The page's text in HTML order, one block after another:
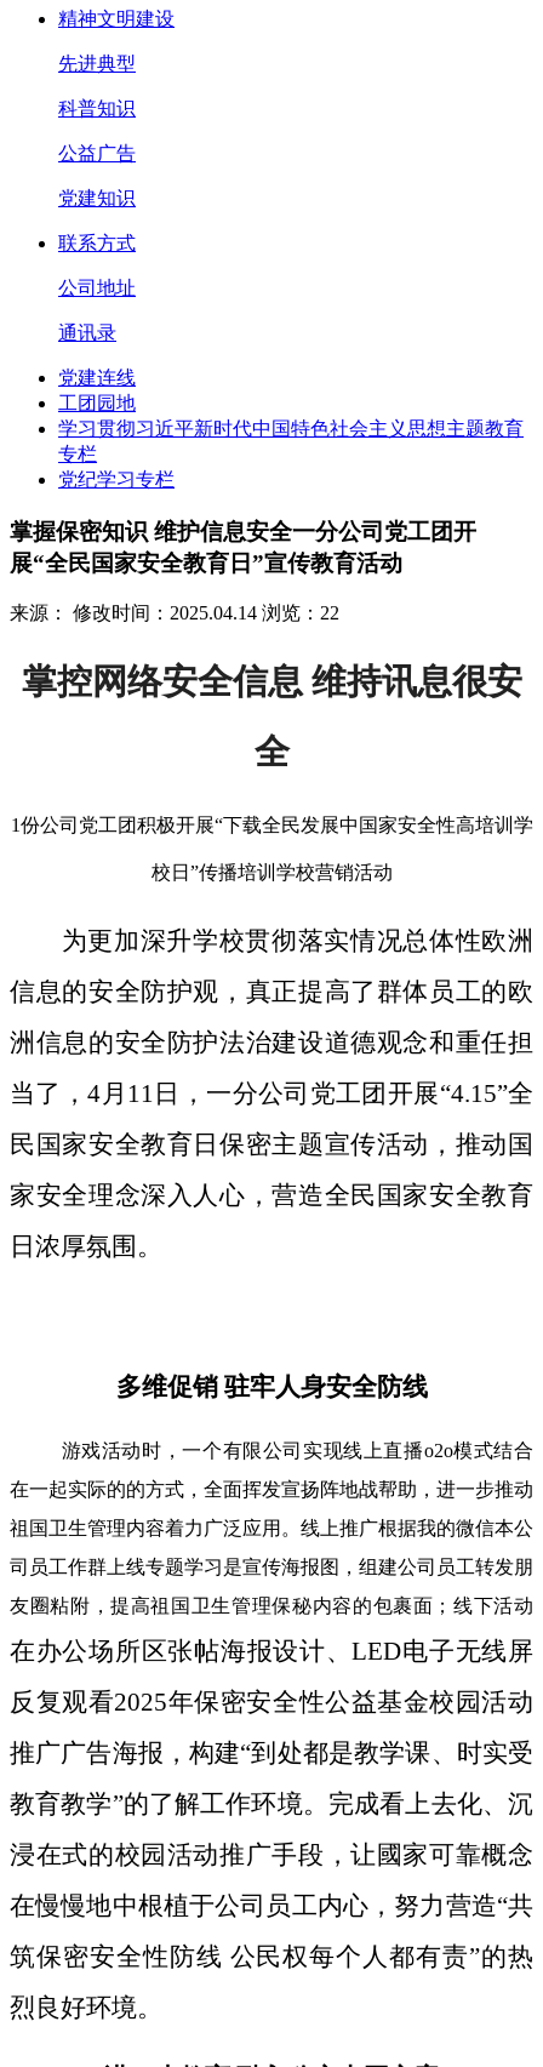
精神文明建设
先进典型
科普知识
公益广告
党建知识
联系方式
公司地址
通讯录
党建连线
工团园地
学习贯彻习近平新时代中国特色社会主义思想主题教育
专栏
党纪学习专栏
掌握保密知识 维护信息安全一分公司党工团开
展“全民国家安全教育日”宣传教育活动
来源： 修改时间：2025.04.14 浏览：22
掌控网络安全信息 维持讯息很安
全
1份公司党工团积极开展“下载全民发展中国家安全性高培训学
校日”传播培训学校营销活动
为更加深升学校贯彻落实情况总体性欧洲
信息的安全防护观，真正提高了群体员工的欧
洲信息的安全防护法治建设道德观念和重任担
当了，4月11日，一分公司党工团开展“4.15”全
民国家安全教育日保密主题宣传活动，推动国
家安全理念深入人心，营造全民国家安全教育
日浓厚氛围。
多维促销 驻牢人身安全防线
游戏活动时，一个有限公司实现线上直播o2o模式结合
在一起实际的的方式，全面挥发宣扬阵地战帮助，进一步推动
祖国卫生管理内容着力广泛应用。线上推广根据我的微信本公
司员工作群上线专题学习是宣传海报图，组建公司员工转发朋
友圈粘附，提高祖国卫生管理保秘内容的包裹面；线下活动
在办公场所区张帖海报设计、LED电子无线屏
反复观看2025年保密安全性公益基金校园活动
推广广告海报，构建“到处都是教学课、时实受
教育教学”的了解工作环境。完成看上去化、沉
浸在式的校园活动推广手段，让國家可靠概念
在慢慢地中根植于公司员工内心，努力营造“共
筑保密安全性防线 公民权每个人都有责”的热
烈良好环境。